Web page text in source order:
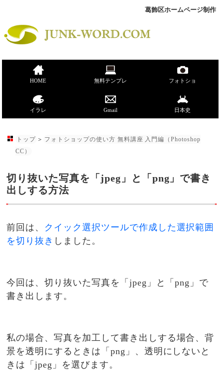
葛飾区ホームページ制作
HOME 無料テンプレ フォトショ
イラレ Gmail 日本史
トップ ＞ フォトショップの使い方 無料講座 入門編（Photoshop
CC）
切り抜いた写真を「jpeg」と「png」で書き
出しする方法
前回は、 クイック選択ツールで作成した選択範囲
を切り抜き しました。
今回は、切り抜いた写真を「jpeg」と「png」で
書き出します。
私の場合、写真を加工して書き出しする場合、背
景を透明にするときは「png」、透明にしないと
きは「jpeg」を選びます。